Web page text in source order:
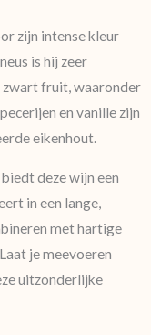
zijn intense kleur
is hij zeer
zwart fruit, waaronder
en vanille zijn
eikenhout.
deze wijn een
in een lange,
met hartige
je meevoeren
uitzonderlijke